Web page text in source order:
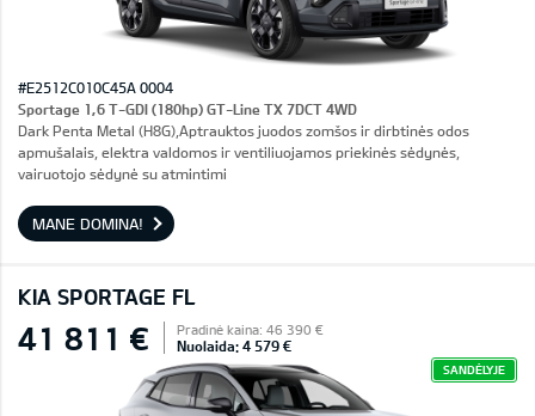
#E2512C010C45A 0004
Sportage 1,6 T-GDI (180hp) GT-Line TX 7DCT 4WD
Dark Penta Metal (H8G),Aptrauktos juodos zomšos ir dirbtinės odos
apmušalais, elektra valdomos ir ventiliuojamos priekinės sėdynės,
vairuotojo sėdynė su atmintimi
MANE DOMINA!
KIA SPORTAGE FL
41 811 € Pradinė kaina: 46 390 €
Nuolaida: 4 579 €
SANDĖLYJE